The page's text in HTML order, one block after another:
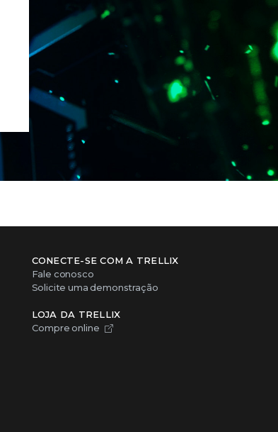
CONECTE-SE COM A TRELLIX
Fale conosco
Solicite uma demonstração
LOJA DA TRELLIX
Compre online